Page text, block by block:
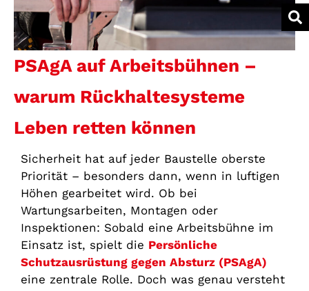
PSAgA auf Arbeitsbühnen –
warum Rückhaltesysteme
Leben retten können
Sicherheit hat auf jeder Baustelle oberste
Priorität – besonders dann, wenn in luftigen
Höhen gearbeitet wird. Ob bei
Wartungsarbeiten, Montagen oder
Inspektionen: Sobald eine Arbeitsbühne im
Einsatz ist, spielt die Persönliche
Schutzausrüstung gegen Absturz (PSAgA)
eine zentrale Rolle. Doch was genau versteht